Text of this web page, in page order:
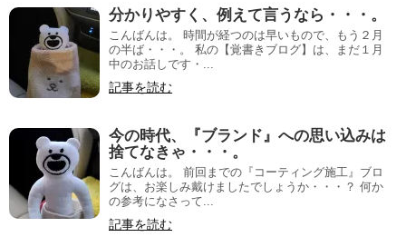
分かりやすく、例えて言うなら・・・。
こんばんは。 時間が経つのは早いもので、もう２月
の半ば・・・。 私の【覚書きブログ】は、まだ１月
中のお話しです・...
記事を読む
今の時代、『ブランド』への思い込みは
捨てなきゃ・・・。
こんばんは。 前回までの『コーティング施工』ブロ
グは、お楽しみ戴けましたでしょうか・・・？ 何か
の参考になさって...
記事を読む